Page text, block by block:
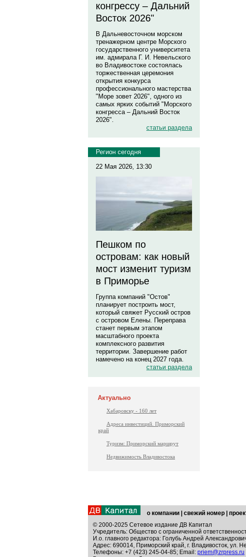
конгрессу – Дальний
Восток 2026"
В Дальневосточном морском
тренажерном центре Морского
государственного университета
им. адмирала Г. И. Невельского
во Владивостоке состоялась
торжественная церемония
открытия конкурса
профессионального мастерства
"Море зовет 2026", одного из
самых ярких событий "Морского
конгресса – Дальний Восток
2026".
статьи раздела
Регион сегодня
22 Мая 2026, 13:30
Пешком по
островам: как новый
мост изменит туризм
в Приморье
Группа компаний "Остов"
планирует построить мост,
который свяжет Русский остров
с островом Елены. Переправа
станет первым этапом
масштабного проекта
комплексного развития
территории. Завершение работ
намечено на конец 2027 года.
статьи раздела
Актуально
Хабаровску - 160 лет
Адреса инвестиций. Приморский
край
Туризм: Приморский маршрут
Недвижимость Владивостока
о компании свежий номер
© 2000-2025 Сетевое издание ДВ Капитал
Учредитель: Общество с ограниченной
И.о. главного редактора: Голубь Андрей
Адрес: 690014, Приморский край, г. Владивосток, ул.
Телефоны: +7 (423) 245-04-85; Email: priem@zrpress.ru